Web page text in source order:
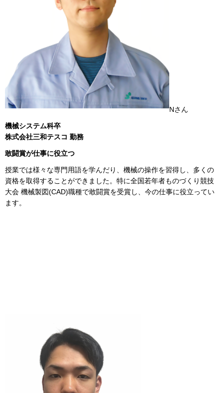
Nさん
機械システム科卒
株式会社三和テスコ 勤務
敢闘賞が仕事に役立つ
授業では様々な専門用語を学んだり、機械の操作を習得し、多くの
資格を取得することができました。特に全国若年者ものづくり競技
大会 機械製図(CAD)職種で敢闘賞を受賞し、今の仕事に役立ってい
ます。